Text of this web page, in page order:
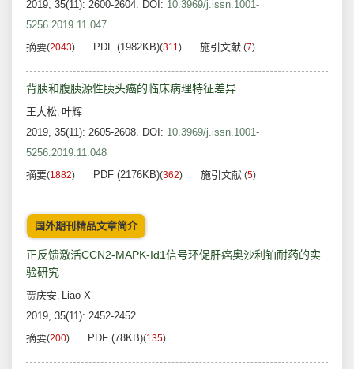
2019, 35(11): 2600-2604. DOI: 10.3969/j.issn.1001-
5256.2019.11.047
摘要(2043) PDF (1982KB)(311) 施引文献 (7)
背胰和腹胰源性胰头癌的临床病理特征差异
王大松, 叶辉
2019, 35(11): 2605-2608. DOI: 10.3969/j.issn.1001-
5256.2019.11.048
摘要(1882) PDF (2176KB)(362) 施引文献 (5)
国外期刊精品文章简介
正反馈激活CCN2-MAPK-Id1信号环促肝癌奥沙利铂耐药的实
验研究
贾庆安, Liao X
2019, 35(11): 2452-2452.
摘要(200) PDF (78KB)(135)